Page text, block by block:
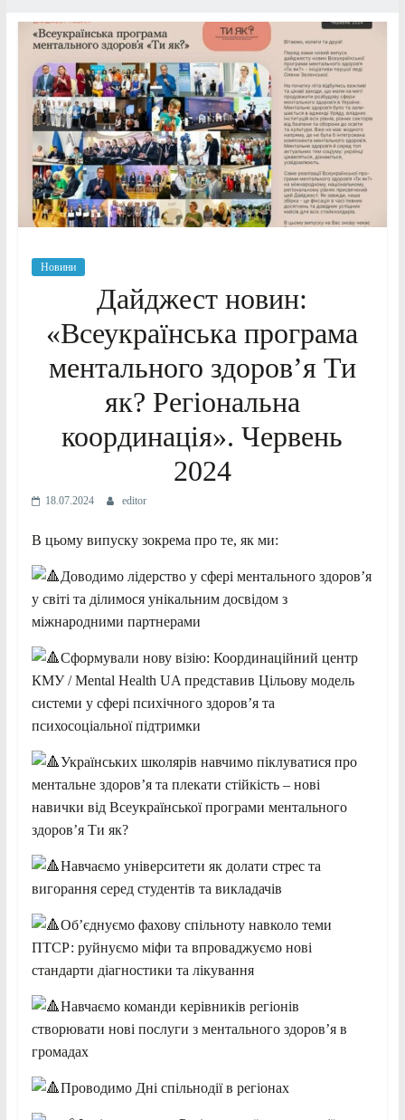
Новини
Дайджест новин:
«Всеукраїнська програма
ментального здоров’я Ти
як? Регіональна
координація». Червень
2024
18.07.2024 editor
В цьому випуску зокрема про те, як ми:
Доводимо лідерство у сфері ментального здоров’я
у світі та ділимося унікальним досвідом з
міжнародними партнерами
Сформували нову візію: Координаційний центр
КМУ / Mental Health UA представив Цільову модель
системи у сфері психічного здоров’я та
психосоціальної підтримки
Українських школярів навчимо піклуватися про
ментальне здоров’я та плекати стійкість – нові
навички від Всеукраїнської програми ментального
здоров’я Ти як?
Навчаємо університети як долати стрес та
вигорання серед студентів та викладачів
Об’єднуємо фахову спільноту навколо теми
ПТСР: руйнуємо міфи та впроваджуємо нові
стандарти діагностики та лікування
Навчаємо команди керівників регіонів
створювати нові послуги з ментального здоров’я в
громадах
Проводимо Дні спільнодії в регіонах